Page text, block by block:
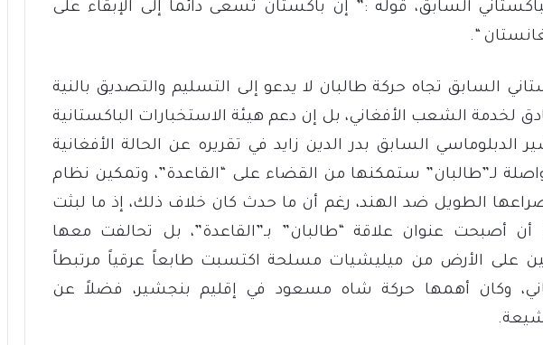
السابق، قوله :” إن باكستان تسعى دائماً إلى الإبقاء على
“.
السابق تجاه حركة طالبان لا يدعو إلى التسليم والتصديق بالنية
لخدمة الشعب الأفغاني، بل إن دعم هيئة الاستخبارات الباكستانية
الدبلوماسي السابق بدر الدين زايد في تقريره عن الحالة الأفغانية
لـ”طالبان” ستمكنها من القضاء على “القاعدة”، وتمكين نظام
الطويل ضد الهند، رغم أن ما حدث كان خلاف ذلك، إذ ما لبثت
أن أصبحت عنوان علاقة “طالبان” بـ”القاعدة”، بل تحالفت معها
على الأرض من ميليشيات مسلحة اكتسبت طابعاً عرقياً مرتبطاً
وكان أهمها حركة شاه مسعود في إقليم بنجشير، فضلاً عن